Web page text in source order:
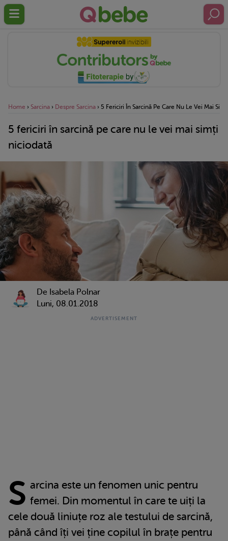
Home › Sarcina › Despre Sarcina › 5 Fericiri În Sarcină Pe Care Nu Le Vei Mai
5 fericiri în sarcină pe care nu le vei mai simți
niciodată
De Isabela Polnar
Luni, 08.01.2018
S arcina este un fenomen unic pentru
femei. Din momentul în care te uiți la
cele două liniuțe roz ale testului de sarcină,
până când îți vei ține copilul în brațe pentru